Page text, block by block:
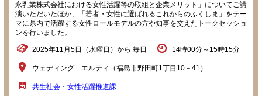
永乳業株式会社における女性活躍等の取組と企業メリット」についてご講
演いただいたほか、「若者・女性に選ばれるこれからのふくしま」をテー
マに県内で活躍する女性ロールモデルの方や知事を交えたトークセッショ
ンを行いました。
2025年11月5日（水曜日）から 毎日 14時00分～15時15分
ウェディング エルティ（福島市野田町1丁目10－41）
共生社会・女性活躍推進課